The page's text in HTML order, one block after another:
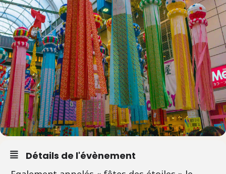
Détails de l'évènement